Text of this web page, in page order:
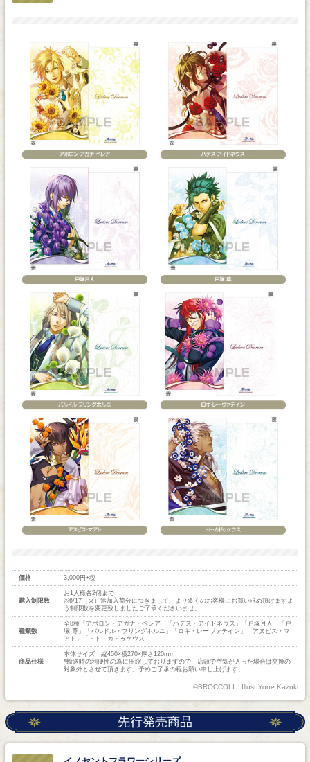
価格 3,000円+税
購入制限数
お1人様各2個まで
※6/17（火）追加入荷分につきまして、より多くのお客様にお買い求め頂けますよ
う制限数を変更致しましたご了承くださいませ。
種類数
全8種「アポロン・アガナ・ベレア」「ハデス・アイドネウス」「戸塚月人」「戸
塚 尊」「バルドル・フリングホルニ」「ロキ・レーヴァテイン」「アヌビス・マ
アト」「トト・カドゥケウス」
商品仕様
本体サイズ：縦450×横270×厚さ120mm
*輸送時の利便性の為に圧縮しておりますので、店頭で空気が入った場合は交換の
対象外とさせて頂きます。予めご了承の程お願い申し上げます。
©BROCCOLI Illust.Yone Kazuki
先行発売商品